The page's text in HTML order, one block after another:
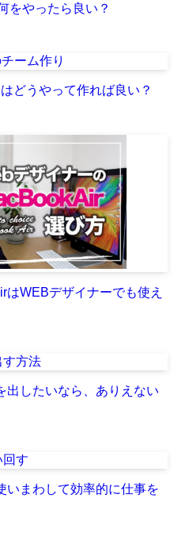
をやったら良い？
どうやって作れば良い？
はWEBデザイナーでも使え
出したいなら、ありえない
いまわして効率的に仕事を